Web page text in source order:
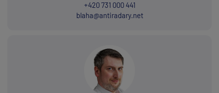
+420 731 000 441
blaha@antiradary.net